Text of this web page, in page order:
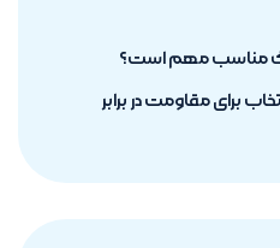
مناسب مهم است؟
برای مقاومت در برابر